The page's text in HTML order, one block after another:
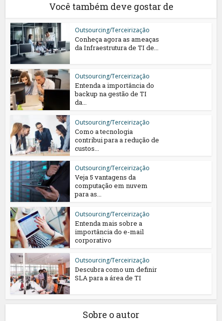
Você também deve gostar de
Outsourcing/Terceirização
Conheça agora as ameaças
da Infraestrutura de TI de...
Outsourcing/Terceirização
Entenda a importância do
backup na gestão de TI
da...
Outsourcing/Terceirização
Como a tecnologia
contribui para a redução de
custos...
Outsourcing/Terceirização
Veja 5 vantagens da
computação em nuvem
para as...
Outsourcing/Terceirização
Entenda mais sobre a
importância do e-mail
corporativo
Outsourcing/Terceirização
Descubra como um definir
SLA para a área de TI
Sobre o autor